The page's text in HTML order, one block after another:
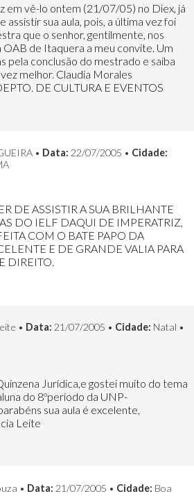
em vê-lo ontem (21/07/05) no Diex, já
assistir sua aula, pois, a última vez foi
que o senhor, gentilmente, nos
OAB de Itaquera a meu convite. Um
pela conclusão do mestrado e saiba
melhor. Claudia Morales
DE CULTURA E EVENTOS
• Data: 22/07/2005 • Cidade:
DE ASSISTIR A SUA BRILHANTE
DO IELF DAQUI DE IMPERATRIZ,
COM O BATE PAPO DA
E DE GRANDE VALIA PARA
DIREITO.
• Data: 21/07/2005 • Cidade: Natal •
Jurídica,e gostei muito do tema
do 8ºperíodo da UNP-
sua aula é excelente,
Leite
• Data: 21/07/2005 • Cidade: Boa